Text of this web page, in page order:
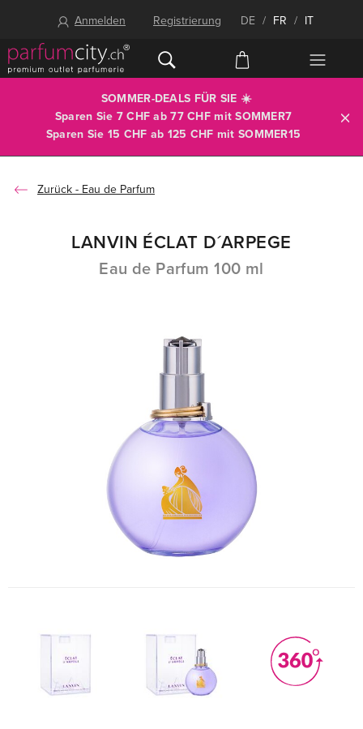
Anmelden Registrierung DE / FR / IT
SOMMER-DEALS FÜR SIE ☀️
Sparen Sie 7 CHF ab 77 CHF mitSOMMER7
Sparen Sie 15 CHF ab 125 CHF mit SOMMER15
Eau de Parfum
LANVIN ÉCLAT D´ARPEGE
Eau de Parfum 100 ml